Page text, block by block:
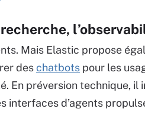
Mais Elastic propose
deschatbots pour les
En préversion technique, il
interfaces d’agents